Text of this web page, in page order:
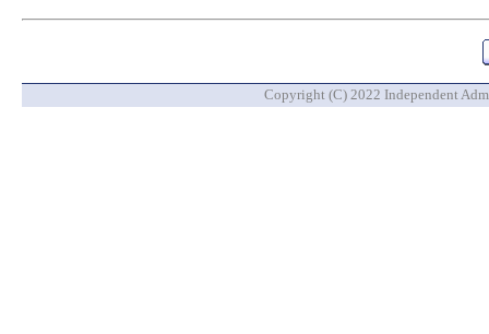
Copyright (C) 2022 Independent